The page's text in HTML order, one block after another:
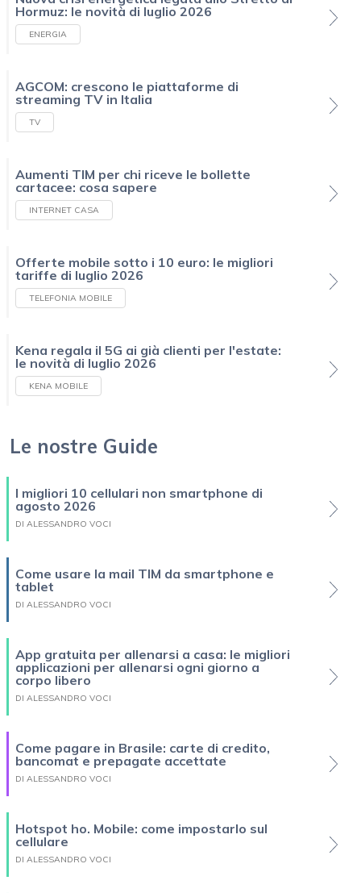
Hormuz: le novità di luglio 2026
ENERGIA
AGCOM: crescono le piattaforme di
streaming TV in Italia
TV
Aumenti TIM per chi riceve le bollette
cartacee: cosa sapere
INTERNET CASA
Offerte mobile sotto i 10 euro: le migliori
tariffe di luglio 2026
TELEFONIA MOBILE
Kena regala il 5G ai già clienti per l'estate:
le novità di luglio 2026
KENA MOBILE
Le nostre Guide
I migliori 10 cellulari non smartphone di
agosto 2026
DI ALESSANDRO VOCI
Come usare la mail TIM da smartphone e
tablet
DI ALESSANDRO VOCI
App gratuita per allenarsi a casa: le migliori
applicazioni per allenarsi ogni giorno a
corpo libero
DI ALESSANDRO VOCI
Come pagare in Brasile: carte di credito,
bancomat e prepagate accettate
DI ALESSANDRO VOCI
Hotspot ho. Mobile: come impostarlo sul
cellulare
DI ALESSANDRO VOCI